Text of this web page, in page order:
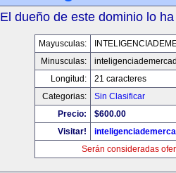
El dueño de este dominio lo
Mayusculas:
Minusculas:
Longitud:
21 caracteres
Categorias:
Sin Clasificar
Precio:
$600.00
Visitar!
Serán consideradas